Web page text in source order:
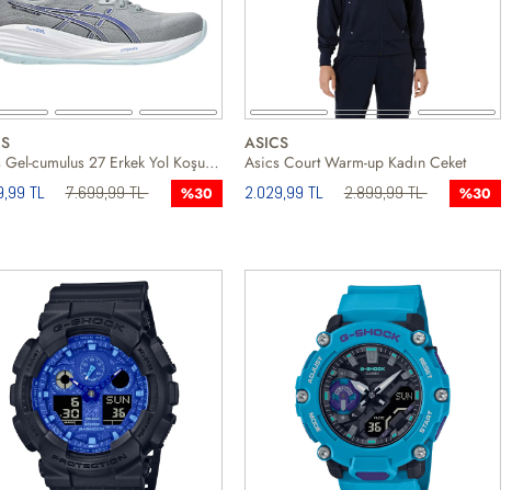
Asics Gel-cumulus 27 Erkek Yol Koşusu Ayakkabısı
TL 7.699,99 TL %30
ASICS
Asics Court Warm-up Kadın Ceket
2.029,99 TL 2.899,99 TL %30